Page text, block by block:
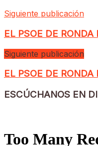
Siguiente publicación
EL PSOE DE
Siguiente publicación
EL PSOE DE
ESCÚCHANOS EN